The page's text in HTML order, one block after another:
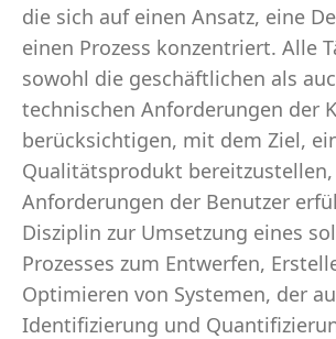
die sich auf einen Ansatz, eine
einen Prozess konzentriert. Alle
sowohl die geschäftlichen als
technischen Anforderungen der
berücksichtigen, mit dem Ziel,
Qualitätsprodukt
Anforderungen der Benutzer
Disziplin zur Umsetzung eines
Prozesses zum Entwerfen,
Optimieren von Systemen, der
Identifizierung und